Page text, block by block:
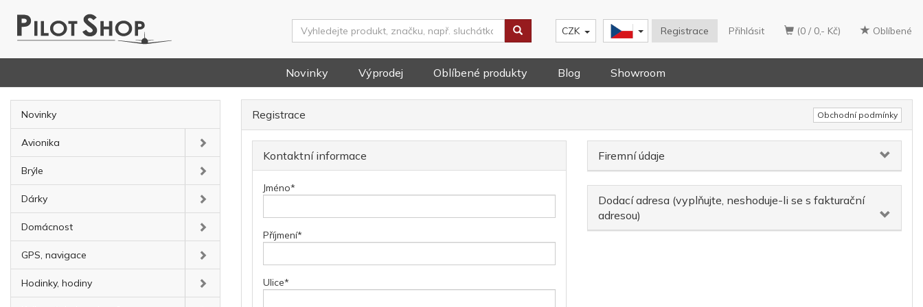
(0 / 0,- Kč) Oblíbené
Registrace Přihlásit
CZK
Novinky Výprodej Oblíbené produkty Blog Showroom
Novinky
Avionika
Brýle
Dárky
Domácnost
GPS, navigace
Hodinky, hodiny
Registrace Obchodní podmínky
Kontaktní informace
Jméno*
Příjmení*
Ulice*
Firemní údaje
Dodací adresa (vyplňujte, neshoduje-li se s fakturační
adresou)